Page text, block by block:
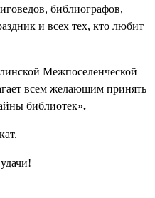
библиографов,
и всех тех, кто любит
Межпоселенческой
всем желающим принять
библиотек».